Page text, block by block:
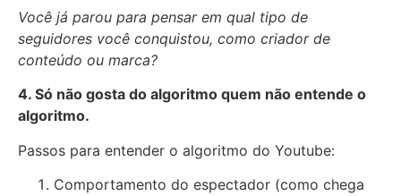
Você já parou para pensar em qual tipo de
seguidores você conquistou, como criador de
conteúdo ou marca?
4. Só não gosta do algoritmo quem não entende o
algoritmo.
Passos para entender o algoritmo do Youtube:
Comportamento do espectador (como chega